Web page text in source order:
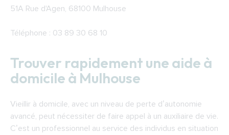
51A Rue d'Agen, 68100 Mulhouse
Téléphone : 03 89 30 68 10
Trouver rapidement une aide à
domicile à Mulhouse
Vieillir à domicile, avec un niveau de perte d’autonomie
avancé, peut nécessiter de faire appel à un auxiliaire de vie.
C’est un professionnel au service des individus en situation